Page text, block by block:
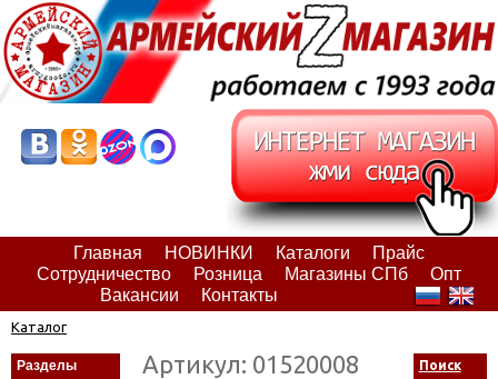
Главная НОВИНКИ Каталоги
Прайс
Сотрудничество
Розница Магазины СПб
Опт
Вакансии
Контакты
Каталог
Разделы Артикул: 01520008 Поиск